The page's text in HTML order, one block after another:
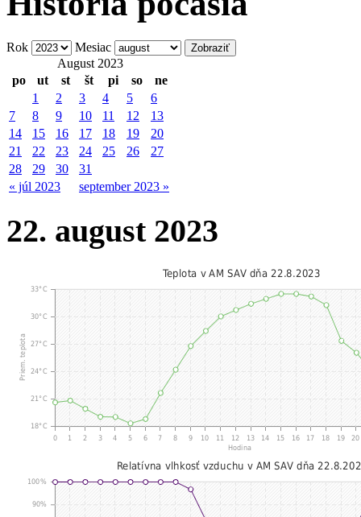
Rok
Mesiac
August 2023
po
ut st št pi so ne
« júl 2023 september 2023 »
1 2 3 4 5
6
7
8 9 10 11 12
13
14
15 16 17 18 19
20
21
22 23 24 25 26
27
28
29 30 31
22. august 2023